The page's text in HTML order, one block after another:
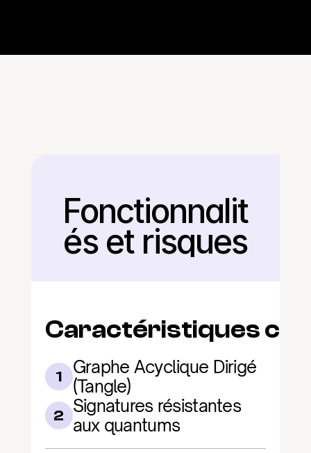
Retour
Fonctionnalit
és et risques
Caractéristiques
1
Graphe Acyclique Dirigé
(Tangle)
2 Signatures résistantes
aux quantums